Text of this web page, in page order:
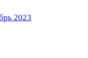
2023